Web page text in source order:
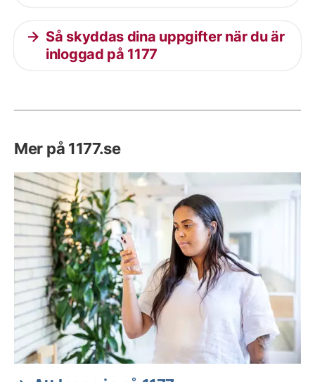
Så skyddas dina uppgifter när du är
inloggad på 1177
Mer på 1177.se